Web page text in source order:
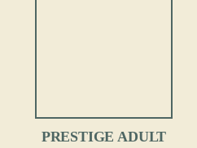
PRESTIGE ADULT